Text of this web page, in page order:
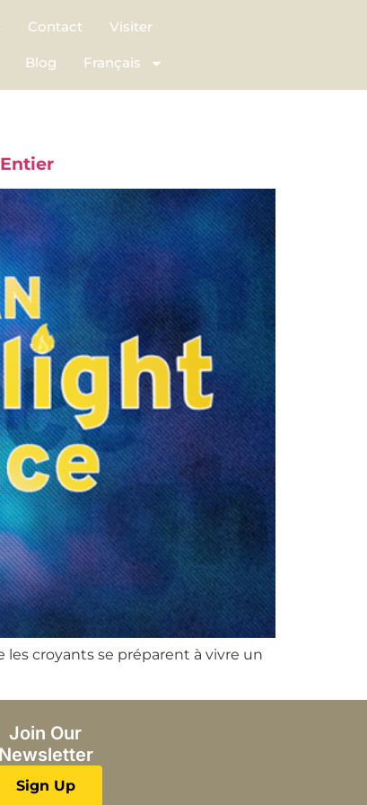
Contact Visiter
Blog Français
les croyants se préparent à vivre un
Join Our
Newsletter
Sign Up